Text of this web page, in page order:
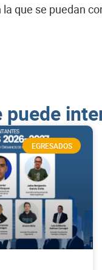
la que se puedan
puede
EGRESADOS